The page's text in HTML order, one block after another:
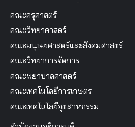
คณะครุศาสตร์
คณะวิทยาศาสตร์
คณะมนุษยศาสตร์และสังคมศาสตร์
คณะวิทยาการจัดการ
คณะพยาบาลศาสตร์
คณะเทคโนโลยีการเกษตร
คณะเทคโนโลยีอุตสาหกรรม